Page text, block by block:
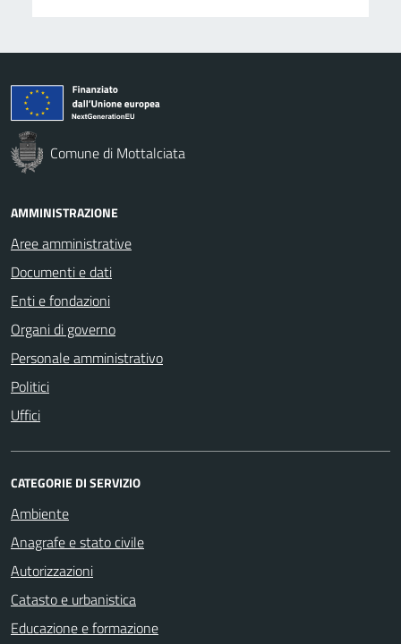
Comune di Mottalciata
AMMINISTRAZIONE
Aree amministrative
Documenti e dati
Enti e fondazioni
Organi di governo
Personale amministrativo
Politici
Uffici
CATEGORIE DI SERVIZIO
Ambiente
Anagrafe e stato civile
Autorizzazioni
Catasto e urbanistica
Educazione e formazione